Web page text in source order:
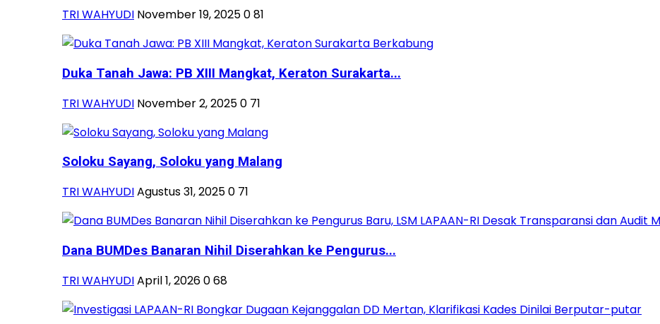
TRI WAHYUDI November 19, 2025081
Duka Tanah Jawa: PB XIII Mangkat, Keraton Surakarta...
TRI WAHYUDI November 2, 20250 71
Soloku Sayang, Soloku yang Malang
TRI WAHYUDIAgustus 31, 20250 71
Dana BUMDes Banaran Nihil Diserahkan ke Pengurus...
TRI WAHYUDIApril 1, 2026068